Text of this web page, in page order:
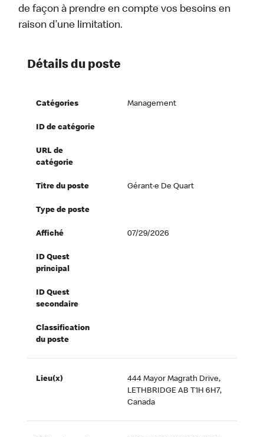
de façon à prendre en compte vos besoins en
raison d’une limitation.
Détails du poste
Catégories Management
ID de catégorie
URL de
catégorie
Titre du poste Gérant·e De Quart
Type de poste
Affiché 07/29/2026
ID Quest
principal
ID Quest
secondaire
Classification
du poste
Lieu(x)
444 Mayor Magrath Drive,
LETHBRIDGE AB T1H 6H7,
Canada